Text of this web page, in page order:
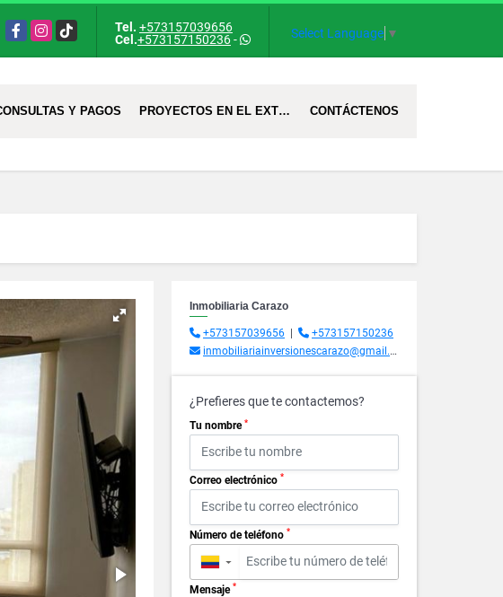
FacebookInstagram
TikTok Tel. +573157039656
Cel.+573157150236- Select Language ▼
Y PAGOS PROYECTOS EN EL EXTRANJERO CONTÁCTENOS
Inmobiliaria Carazo
+573157039656
+573157150236
inmobiliariainversionescarazo@gmail.com
¿Prefieres que te contactemos?
Tu nombre *
Correo electrónico *
Número de teléfono *
▼
Mensaje *